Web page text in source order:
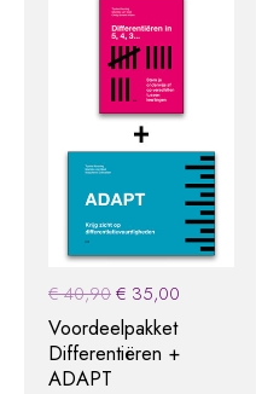
€40,90Original
price
was:
€ 40,90.
€ 35,00
€ 35,00.
Voordeelpakket
Differentiëren +
ADAPT